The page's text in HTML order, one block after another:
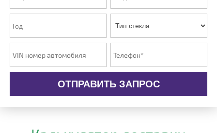
ОТПРАВИТЬ ЗАПРОС